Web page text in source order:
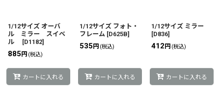
絞り込む
1/12サイズ オーバ
ル ミラー スイベ
ル
[D1182]
885 円 (税込)
カートに入れる
1/12サイズ フォト・
フレーム [D625B]
535 円 (税込)
カートに入れる
1/12サイズ ミラー
[D836]
412 円 (税込)
カートに入れる